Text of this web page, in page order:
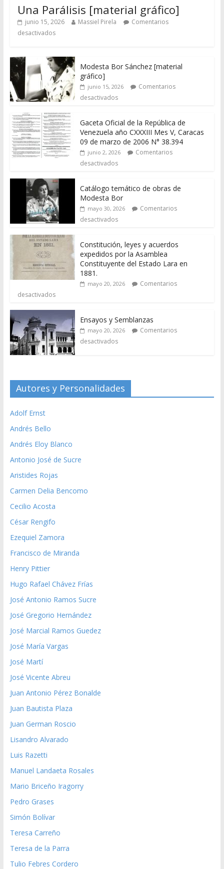
Una Parálisis [material gráfico]
junio 15, 2026 Massiel Pirela
Comentarios
desactivados
Modesta Bor Sánchez [material
gráfico]
junio 15, 2026
Comentarios
desactivados
Gaceta Oficial de la República de
Venezuela año CXXXIII Mes V, Caracas
09 de marzo de 2006 N° 38.394
junio 2, 2026
Comentarios
desactivados
Catálogo temático de obras de
Modesta Bor
mayo 30, 2026
Comentarios
desactivados
Constitución, leyes y acuerdos
expedidos por la Asamblea
Constituyente del Estado Lara en
1881.
mayo 20, 2026
Comentarios
desactivados
Ensayos y Semblanzas
mayo 20, 2026
Comentarios
desactivados
Autores y Personalidades
Adolf Ernst
Andrés Bello
Andrés Eloy Blanco
Antonio José de Sucre
Aristides Rojas
Carmen Delia Bencomo
Cecilio Acosta
César Rengifo
Ezequiel Zamora
Francisco de Miranda
Henry Pittier
Hugo Rafael Chávez Frías
José Antonio Ramos Sucre
José Gregorio Hernández
José Marcial Ramos Guedez
José María Vargas
José Martí
José Vicente Abreu
Juan Antonio Pérez Bonalde
Juan Bautista Plaza
Juan German Roscio
Lisandro Alvarado
Luis Razetti
Manuel Landaeta Rosales
Mario Briceño Iragorry
Pedro Grases
Simón Bolívar
Teresa Carreño
Teresa de la Parra
Tulio Febres Cordero